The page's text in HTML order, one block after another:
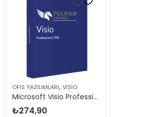
OFIS YAZILIMLARI, VISIO
Microsoft Visio Professional 2016
₺274,90